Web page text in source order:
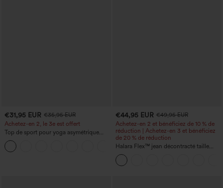
€31,95 EUR €35,95 EUR
Achetez-en 2, le 3e est offert
Top de sport pour yoga asymétrique
(une épaule) à manches longues avec
ouverture pour le pouce, ourlet arrondi
haut-bas, séchage rapide, soutien-gorge
+3
€44,95 EUR €49,95 EUR
Achetez-en 2 et bénéficiez de 10 % de
réduction | Achetez-en 3 et bénéficiez
de 20 % de réduction
Halara Flex™ jean décontracté taille
haute, large, avec poches, ourlet
retroussé et effet délavé